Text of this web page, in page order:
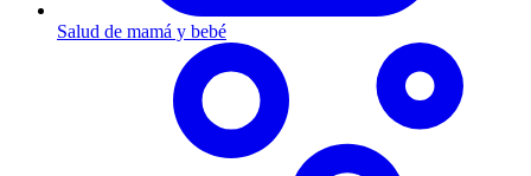
Salud de mamá y bebé